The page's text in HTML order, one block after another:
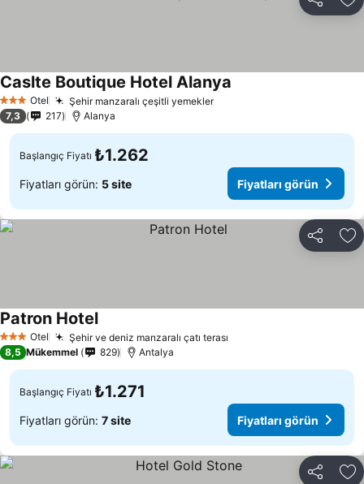
Paylaş
3 YıldızOtel Şehir manzaralı çeşitli yemekler
Caslte Boutique Hotel Alanya
7,3 217 Alanya
Başlangıç Fiyatı ₺1.262
Fiyatları görün: 5 site Fiyatları görün
Paylaş
3 YıldızOtel Şehir ve deniz manzaralı çatı terası
Patron Hotel
8,5 Mükemmel 829 Antalya
Başlangıç Fiyatı ₺1.271
Fiyatları görün: 7 site Fiyatları görün
Paylaş